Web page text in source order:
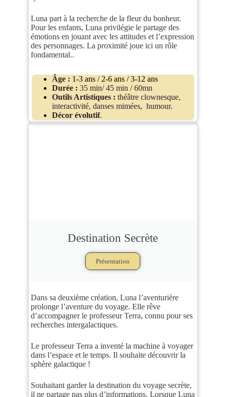
Luna part à la recherche de la fleur du bonheur.
Pour les enfants, Luna privilégie le partage des
émotions en jouant avec les attitudes et l’expression
des personnages. La proximité joue ici un rôle
fondamental..
Âge : 1-3 ans / 2-6 ans / 3-12 ans
Durée : 35 min/ 45 min / 60mn
Outils Artistiques : théâtre clownesque,
interactivité, danses mimées, humour.
Décor évolutif.
Destination Secrète
Présentation
Dans sa deuxième création, Luna l’aventurière
prolonge l’aventure du voyage. Elle rêve
d’accompagner le professeur Terra, connu pour ses
recherches intergalactiques.
Le professeur Terra a inventé la machine à voyager
dans l’espace et le temps. Il souhaite découvrir la
sphère galactique !
Souhaitant garder la destination du voyage secrète,
il ne partage pas plus d’informations. Lorsque Luna